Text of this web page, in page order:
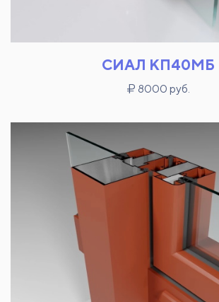
СИАЛ КП40МБ
8000 руб.